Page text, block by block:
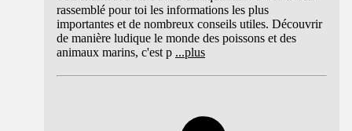
rassemblé pour toi les informations les plus
importantes et de nombreux conseils utiles. Découvrir
de manière ludique le monde des poissons et des
animaux marins, c'est p ...plus